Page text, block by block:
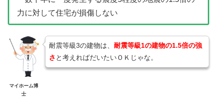
力に対して住宅が損傷しない
マイホーム博
士
耐震等級3の建物は、 耐震等級1の建物の1.5倍の強
さ と考えればだいたいＯＫじゃな。